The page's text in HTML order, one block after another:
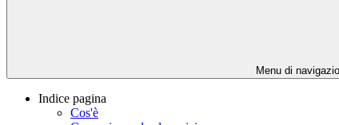
Menu di
Indice pagina
Cos'è